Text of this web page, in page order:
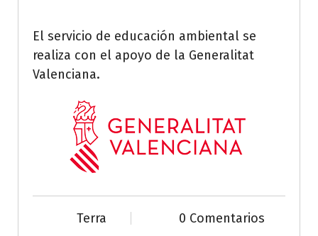
El servicio de educación ambiental se
realiza con el apoyo de la Generalitat
Valenciana.
Terra 0 Comentarios